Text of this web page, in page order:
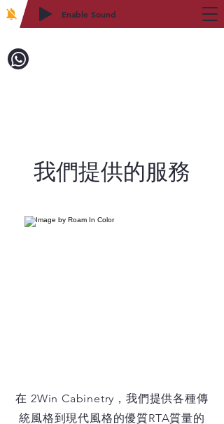
Enable Sound
我們提供的服務
在 2Win Cabinetry，我們提供各種傳
統風格到現代風格的優質RTA質量的